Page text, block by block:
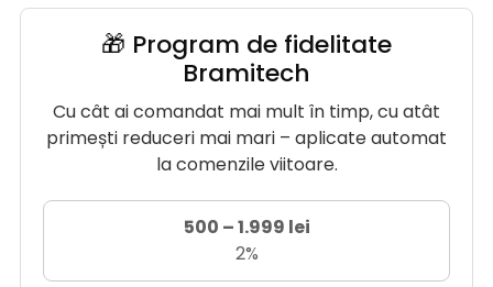
🎁 Program de fidelitate
Bramitech
Cu cât ai comandat mai mult în timp, cu atât
primești reduceri mai mari – aplicate automat
la comenzile viitoare.
500 – 1.999 lei
2%